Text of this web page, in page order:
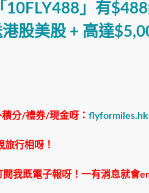
10FLY488」有
股美股 + 高達
分/禮券/現金呀：
旅行相呀！
我既電子報呀！一有消息就會